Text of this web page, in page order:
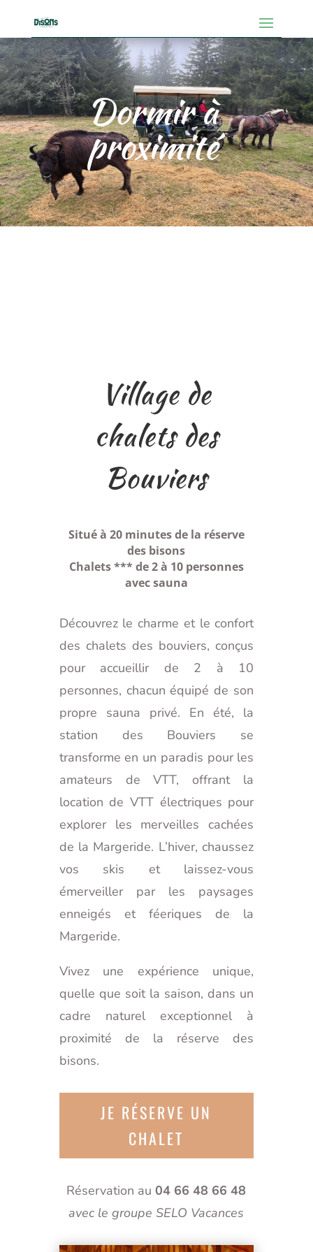
Dormir à
proximité
Village de
chalets des
Bouviers
Situé à 20 minutes de la réserve
des bisons
Chalets *** de 2 à 10 personnes
avec sauna
Découvrez le charme et le confort
des chalets des bouviers, conçus
pour accueillir de 2 à 10
personnes, chacun équipé de son
propre sauna privé. En été, la
station des Bouviers se
transforme en un paradis pour les
amateurs de VTT, offrant la
location de VTT électriques pour
explorer les merveilles cachées
de la Margeride. L’hiver, chaussez
vos skis et laissez-vous
émerveiller par les paysages
enneigés et féeriques de la
Margeride.
Vivez une expérience unique,
quelle que soit la saison, dans un
cadre naturel exceptionnel à
proximité de la réserve des
bisons.
JE RÉSERVE UN
CHALET
Réservation au04 66 48 66 48
avec le groupe SELO Vacances